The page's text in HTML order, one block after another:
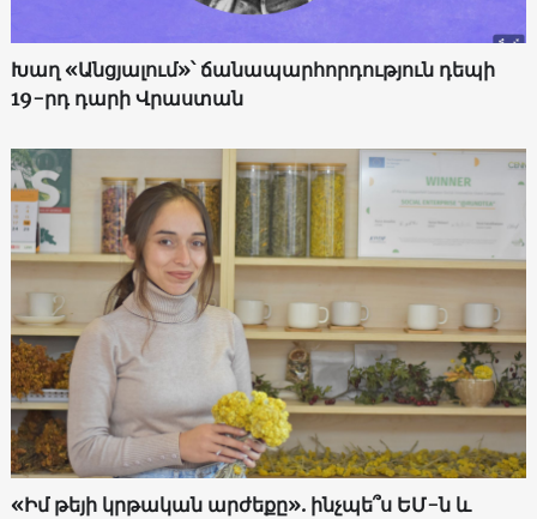
Խաղ «Անցյալում»՝ ճանապարհորդություն դեպի
19-րդ դարի Վրաստան
«Իմ թեյի կրթական արժեքը». ինչպե՞ս ԵՄ-ն և